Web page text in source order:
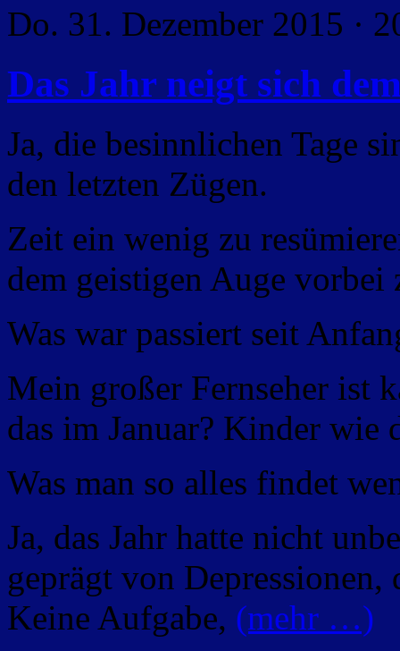
Do. 31. Dezember 2015 ·
Das Jahr neigt sich
Ja, die besinnlichen Tage
den letzten Zügen.
Zeit ein wenig zu
dem geistigen Auge vorbei
Was war passiert seit
Mein großer Fernseher ist
das im Januar? Kinder
Was man so alles findet
Ja, das Jahr hatte nicht
geprägt von Depressionen,
Keine Aufgabe, (mehr …)